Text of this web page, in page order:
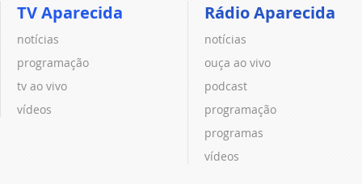
TV Aparecida
notícias
programação
tv ao vivo
vídeos
Rádio Aparecida
notícias
ouça ao vivo
podcast
programação
programas
vídeos